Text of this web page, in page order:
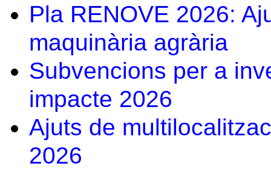
Pla RENOVE 2026:
maquinària agrària
Subvencions per a
impacte 2026
Ajuts de
2026